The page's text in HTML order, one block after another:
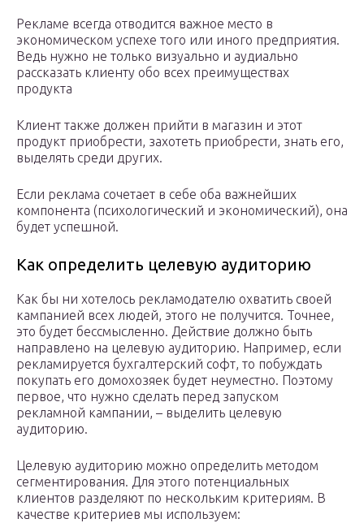
Рекламе всегда отводится важное место в
экономическом успехе того или иного предприятия.
Ведь нужно не только визуально и аудиально
рассказать клиенту обо всех преимуществах
продукта
Клиент также должен прийти в магазин и этот
продукт приобрести, захотеть приобрести, знать его,
выделять среди других.
Если реклама сочетает в себе оба важнейших
компонента (психологический и экономический), она
будет успешной.
Как определить целевую аудиторию
Как бы ни хотелось рекламодателю охватить своей
кампанией всех людей, этого не получится. Точнее,
это будет бессмысленно. Действие должно быть
направлено на целевую аудиторию. Например, если
рекламируется бухгалтерский софт, то побуждать
покупать его домохозяек будет неуместно. Поэтому
первое, что нужно сделать перед запуском
рекламной кампании, – выделить целевую
аудиторию.
Целевую аудиторию можно определить методом
сегментирования. Для этого потенциальных
клиентов разделяют по нескольким критериям. В
качестве критериев мы используем: